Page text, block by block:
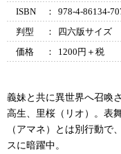
ISBN ：
978-4-86134-
判型
：
四六版サイズ
価格
： 1200円＋税
義妹と共に異世界へ召喚
高生、里桜（リオ）。表
（アマネ）とは別行動で
スに暗躍中。